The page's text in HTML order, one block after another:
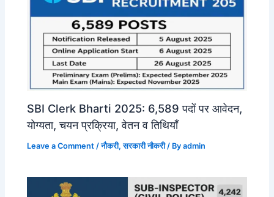
SBI Clerk Bharti 2025: 6,589 पदों पर आवेदन,
योग्यता, चयन प्रक्रिया, वेतन व तिथियाँ
Leave a Comment /नौकरी,सरकारी नौकरी/ Byadmin